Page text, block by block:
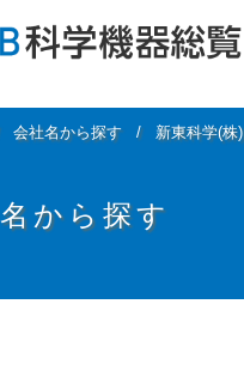
会社名から探す 新東科学(株)
から探す